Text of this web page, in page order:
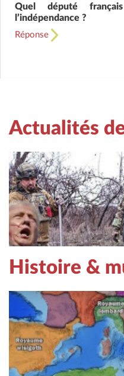
Quel député
l’indépendance ?
Réponse
Actualités
Histoire &